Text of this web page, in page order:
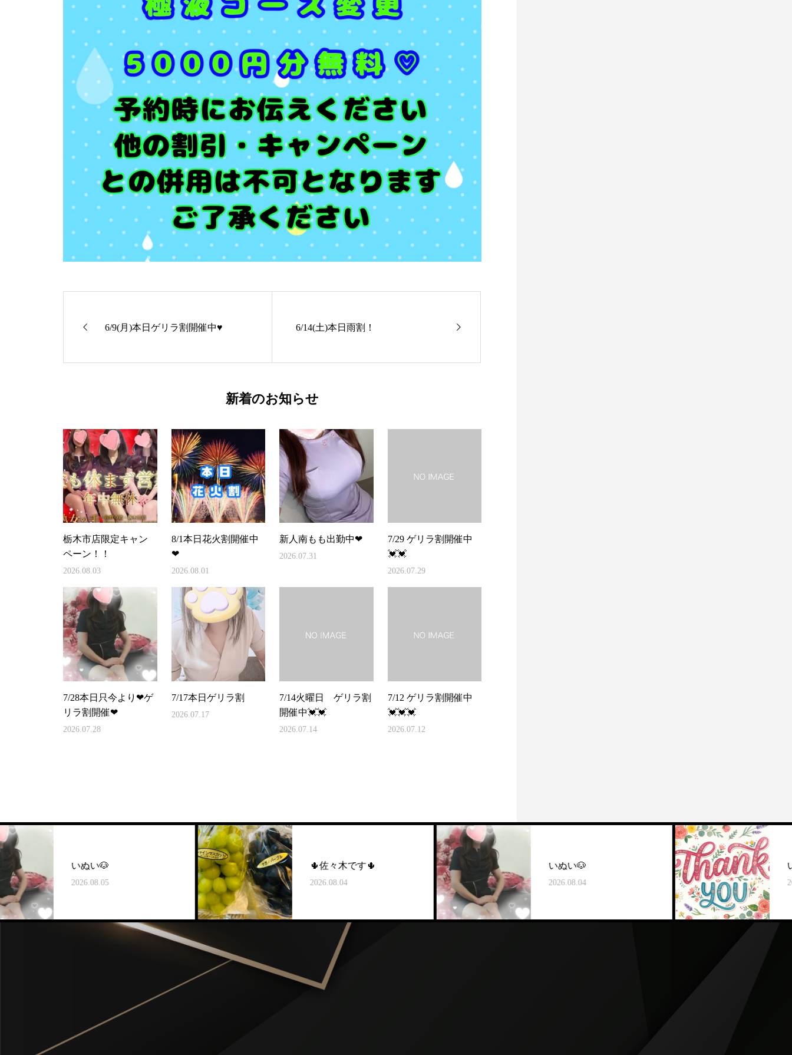
6/9(月)本日ゲリラ割開催中♥ 6/14(土)本日雨割！
新着のお知らせ
栃木市店限定キャン
ペーン！！
2026.08.03
8/1本日花火割開催中
❤
2026.08.01
新人南もも出勤中❤
2026.07.31
7/29 ゲリラ割開催中
💓💓
2026.07.29
7/28本日只今より❤ゲ
リラ割開催❤
2026.07.28
7/17本日ゲリラ割
2026.07.17
7/14火曜日 ゲリラ割
開催中💓💓
2026.07.14
7/12 ゲリラ割開催中
💓💓💓
2026.07.12
いぬい🐶
2026.08.05
🌵佐々木です🌵
2026.08.04
いぬい🐶
2026.08.04
いぬい🐶
2026.08.03